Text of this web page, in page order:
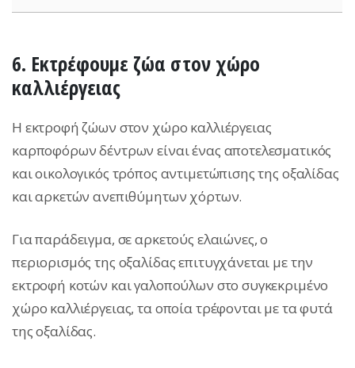
6. Εκτρέφουμε ζώα στον χώρο
καλλιέργειας
Η εκτροφή ζώων στον χώρο καλλιέργειας
καρποφόρων δέντρων είναι ένας αποτελεσματικός
και οικολογικός τρόπος αντιμετώπισης της οξαλίδας
και αρκετών ανεπιθύμητων χόρτων.
Για παράδειγμα, σε αρκετούς ελαιώνες, ο
περιορισμός της οξαλίδας επιτυγχάνεται με την
εκτροφή κοτών και γαλοπούλων στο συγκεκριμένο
χώρο καλλιέργειας, τα οποία τρέφονται με τα φυτά
της οξαλίδας.